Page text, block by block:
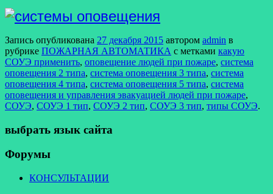
Запись опубликована 27 декабря 2015 автором admin в
рубрике ПОЖАРНАЯ АВТОМАТИКА с метками какую
СОУЭ применить, оповещение людей при пожаре, система
оповещения 2 типа, система оповещения 3 типа, система
оповещения 4 типа, система оповещения 5 типа, система
оповещения и управления эвакуацией людей при пожаре,
СОУЭ, СОУЭ 1 тип, СОУЭ 2 тип, СОУЭ 3 тип, типы СОУЭ.
выбрать язык сайта
Форумы
КОНСУЛЬТАЦИИ